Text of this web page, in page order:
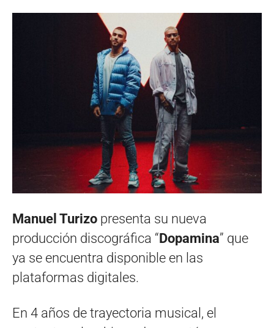
Manuel Turizo presenta su nueva
producción discográfica “ Dopamina” que
ya se encuentra disponible en las
plataformas digitales.
En 4 años de trayectoria musical, el